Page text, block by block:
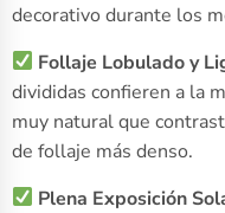
decorativo durante los
Follaje Lobulado y
divididas confieren a la
muy natural que
de follaje más denso.
Plena Exposición